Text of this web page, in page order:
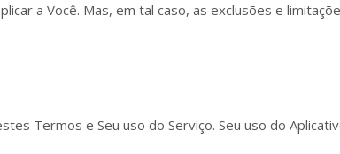
a Você. Mas, em tal caso, as exclusões e
Termos e Seu uso do Serviço. Seu uso do